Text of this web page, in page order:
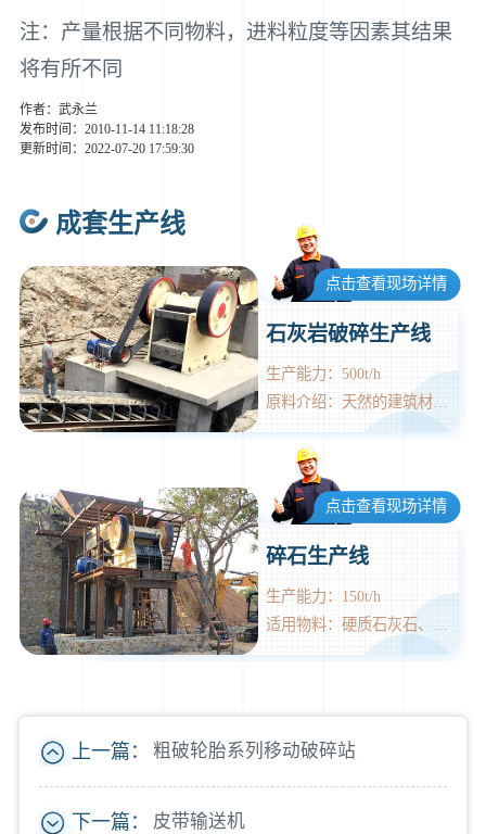
注：产量根据不同物料，进料粒度等因素其结果
将有所不同
作者：武永兰
发布时间：2010-11-14 11:18:28
更新时间：2022-07-20 17:59:30
成套生产线
点击查看现场详情
石灰岩破碎生产线
生产能力：500t/h
原料介绍：天然的建筑材料。
点击查看现场详情
碎石生产线
生产能力：150t/h
上一篇： 粗破轮胎系列移动破碎站
下一篇： 皮带输送机